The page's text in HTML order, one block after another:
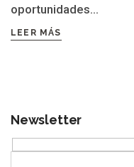
oportunidades...
LEER MÁS
Newsletter